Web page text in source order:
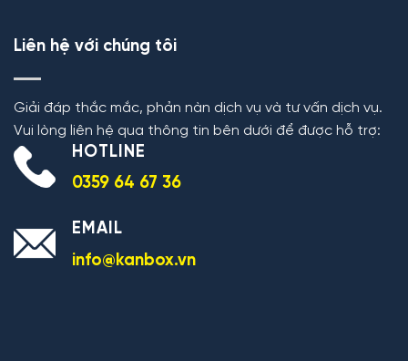
Liên hệ với chúng tôi
Giải đáp thắc mắc, phản nàn dịch vụ và tư vấn dịch vụ.
Vui lòng liên hệ qua thông tin bên dưới để được hỗ trợ:
HOTLINE
0359 64 67 36
EMAIL
info@kanbox.vn